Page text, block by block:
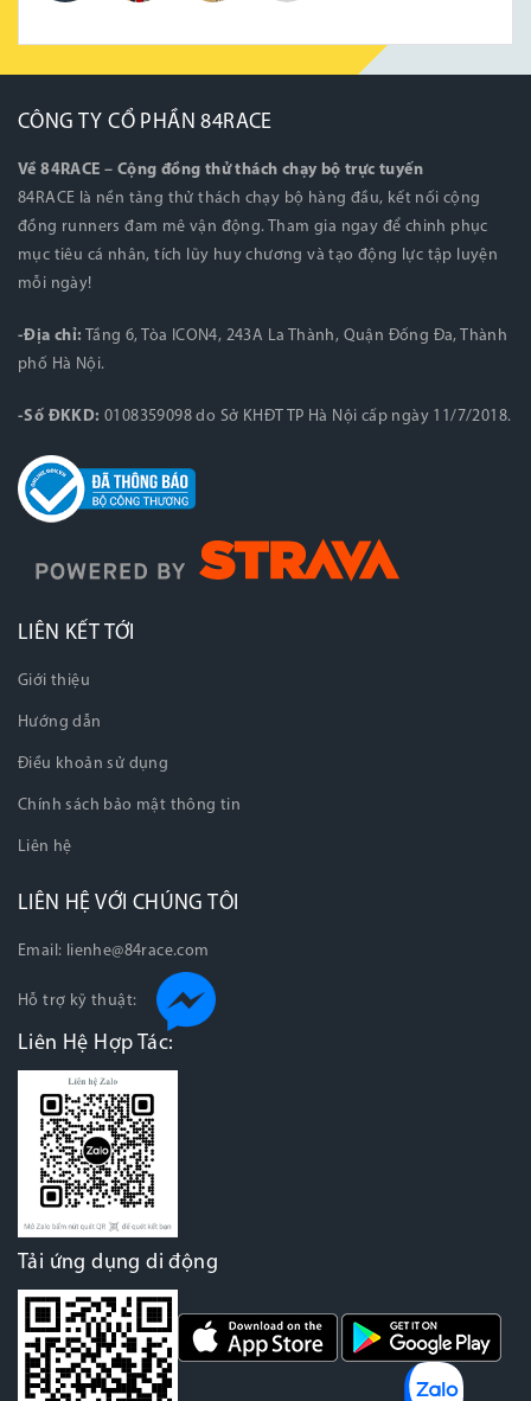
CÔNG TY CỔ PHẦN 84RACE
Về 84RACE – Cộng đồng thử thách chạy bộ trực tuyến
84RACE là nền tảng thử thách chạy bộ hàng đầu, kết nối cộng
đồng runners đam mê vận động. Tham gia ngay để chinh phục
mục tiêu cá nhân, tích lũy huy chương và tạo động lực tập luyện
mỗi ngày!
-Địa chỉ: Tầng 6, Tòa ICON4, 243A La Thành, Quận Đống Đa, Thành
phố Hà Nội.
-Số ĐKKD: 0108359098 do Sở KHĐT TP Hà Nội cấp ngày 11/7/2018.
LIÊN KẾT TỚI
Giới thiệu
Hướng dẫn
Điều khoản sử dụng
Chính sách bảo mật thông tin
Liên hệ
LIÊN HỆ VỚI CHÚNG TÔI
Email: lienhe@84race.com
Hỗ trợ kỹ thuật:
Liên Hệ Hợp Tác:
Tải ứng dụng di động